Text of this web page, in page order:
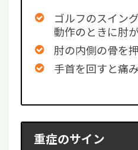
ゴルフのスイン
動作のときに肘
肘の内側の骨を
手首を回すと痛
重症のサイン